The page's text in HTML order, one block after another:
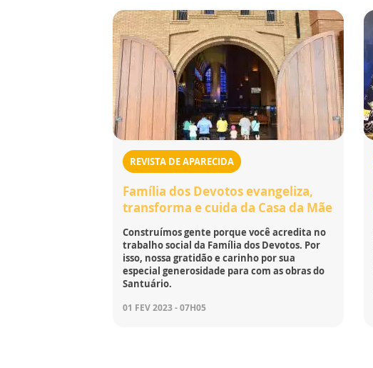
REVISTA DE APARECIDA
Família dos Devotos evangeliza,
transforma e cuida da Casa da Mãe
Construímos gente porque você acredita no
trabalho social da Família dos Devotos. Por
isso, nossa gratidão e carinho por sua
especial generosidade para com as obras do
Santuário.
01 FEV 2023 - 07H05